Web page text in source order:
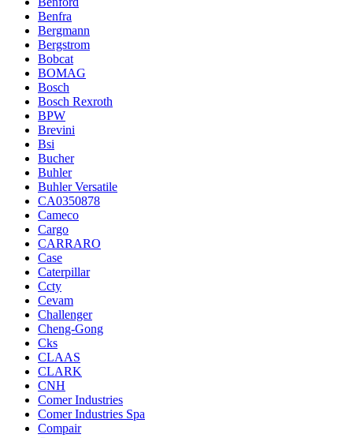
Benfra
Bergmann
Bergstrom
Bobcat
BOMAG
Bosch
Bosch Rexroth
BPW
Brevini
Bsi
Bucher
Buhler
Buhler Versatile
CA0350878
Cameco
Cargo
CARRARO
Case
Caterpillar
Ccty
Cevam
Challenger
Cheng-Gong
Cks
CLAAS
CLARK
CNH
Comer Industries
Comer Industries Spa
Compair